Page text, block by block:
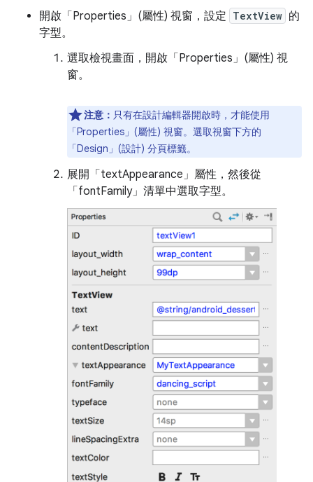
開啟「Properties」(屬性) 視窗，設定 TextView 的
字型。
選取檢視畫面，開啟「Properties」(屬性) 視
窗。
注意： 只有在設計編輯器開啟時，才能使用
「Properties」(屬性) 視窗。選取視窗下方的
「Design」(設計) 分頁標籤。
展開「textAppearance」 屬性，然後從
「fontFamily」 清單中選取字型。